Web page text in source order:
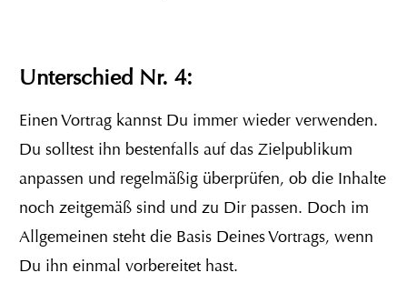
Unterschied Nr. 4:
Einen Vortrag kannst Du immer wieder verwenden.
Du solltest ihn bestenfalls auf das Zielpublikum
anpassen und regelmäßig überprüfen, ob die Inhalte
noch zeitgemäß sind und zu Dir passen. Doch im
Allgemeinen steht die Basis Deines Vortrags, wenn
Du ihn einmal vorbereitet hast.